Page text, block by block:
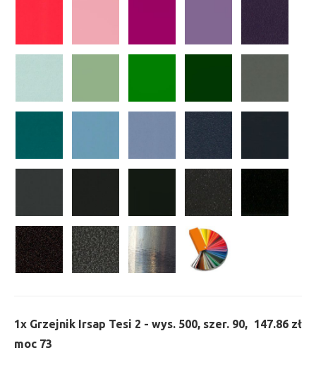
1x Grzejnik Irsap Tesi 2 - wys. 500, szer. 90,
moc 73
147.86 zł